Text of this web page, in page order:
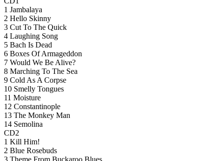
1 Jambalaya
2 Hello Skinny
3 Cut To The Quick
4 Laughing Song
5 Bach Is Dead
6 Boxes Of Armageddon
7 Would We Be Alive?
8 Marching To The Sea
9 Cold As A Corpse
10 Smelly Tongues
11 Moisture
12 Constantinople
13 The Monkey Man
14 Semolina
CD2
1 Kill Him!
2 Blue Rosebuds